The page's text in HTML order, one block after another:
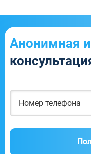
Анонимная